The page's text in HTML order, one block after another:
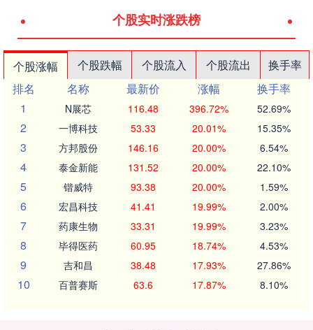
个股实时涨跌榜
个股涨幅 个股跌幅 个股流入 个股流出
换手率
排名
名称 最新价 涨幅
换手率
1
N展芯 116.48 396.72% 52.69%
2 一博科技 53.33 20.01% 15.35%
3 方邦股份 146.16 20.00% 6.54%
4 泰金新能 131.52 20.00% 22.10%
5 锴威特 93.38 20.00% 1.59%
6 宏昌科技 41.41 19.99% 2.00%
7 药康生物 33.31 19.99% 3.23%
8 毕得医药 60.95 18.74% 4.53%
9 吉和昌 38.48 17.93% 27.86%
10 百普赛斯 63.6 17.87% 8.10%